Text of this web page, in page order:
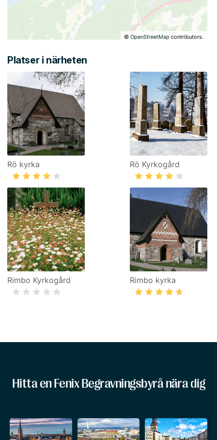
©OpenStreetMap contributors.
Platser i närheten
Rö kyrka Rö Kyrkogård
Rimbo Kyrkogård Rimbo kyrka
Hitta en Fenix Begravningsbyrå nära dig